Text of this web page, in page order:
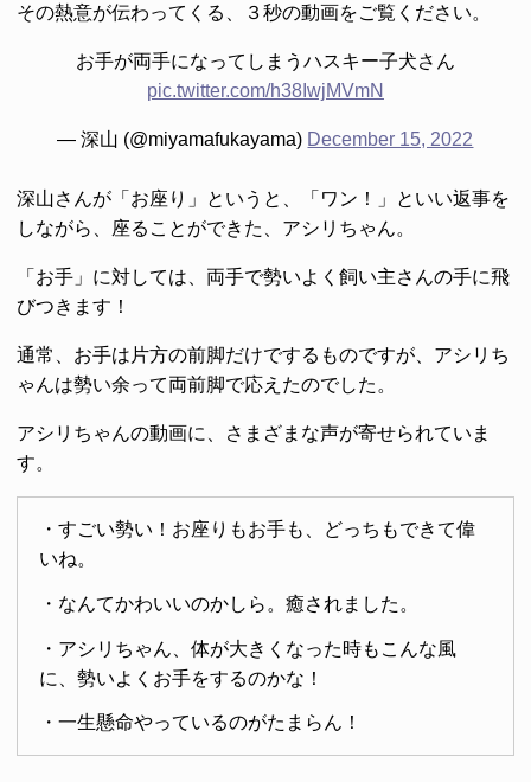
その熱意が伝わってくる、３秒の動画をご覧ください。
お手が両手になってしまうハスキー子犬さん
pic.twitter.com/h38IwjMVmN
— 深山 (@miyamafukayama) December 15, 2022
深山さんが「お座り」というと、「ワン！」といい返事を
しながら、座ることができた、アシリちゃん。
「お手」に対しては、両手で勢いよく飼い主さんの手に飛
びつきます！
通常、お手は片方の前脚だけでするものですが、アシリち
ゃんは勢い余って両前脚で応えたのでした。
アシリちゃんの動画に、さまざまな声が寄せられていま
す。
・すごい勢い！お座りもお手も、どっちもできて偉
いね。
・なんてかわいいのかしら。癒されました。
・アシリちゃん、体が大きくなった時もこんな風
に、勢いよくお手をするのかな！
・一生懸命やっているのがたまらん！